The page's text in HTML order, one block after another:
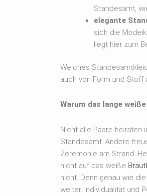
Standesamt,
elegante
sich die
liegt hier zum
Welches
auch von Form und Stoff
Warum das lange
Nicht alle Paare heiraten
Standesamt. Andere
Zeremonie am Strand.
nicht auf das weiße
nicht. Denn genau wie
weiter. Individualität und